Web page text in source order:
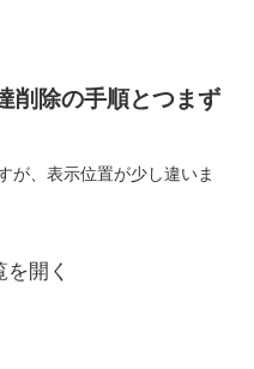
削除の手順とつまず
が、表示位置が少し違いま
開く